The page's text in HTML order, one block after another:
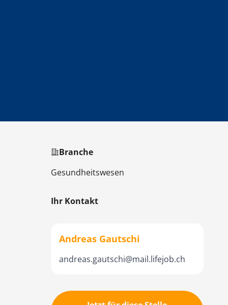
Branche
Gesundheitswesen
Ihr Kontakt
Andreas Gautschi
andreas.gautschi@mail.lifejob.ch